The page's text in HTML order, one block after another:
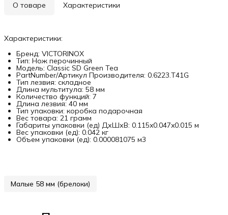
О товаре Характеристики
Характеристики:
Бренд: VICTORINOX
Тип: Нож перочинный
Модель: Classic SD Green Tea
PartNumber/Артикул Производителя: 0.6223.T41G
Тип лезвия: складное
Длина мультитула: 58 мм
Количество функций: 7
Длина лезвия: 40 мм
Тип упаковки: коробка подарочная
Вес товара: 21 грамм
Габариты упаковки (ед) ДхШхВ: 0.115x0.047x0.015 м
Вес упаковки (ед): 0.042 кг
Объем упаковки (ед): 0.000081075 м3
Малые 58 мм (брелоки)